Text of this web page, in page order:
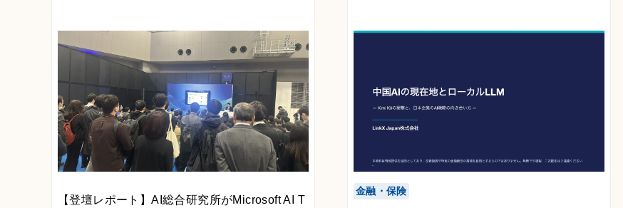
【登壇レポート】AI総合研究所がMicrosoft AI T
金融・保険